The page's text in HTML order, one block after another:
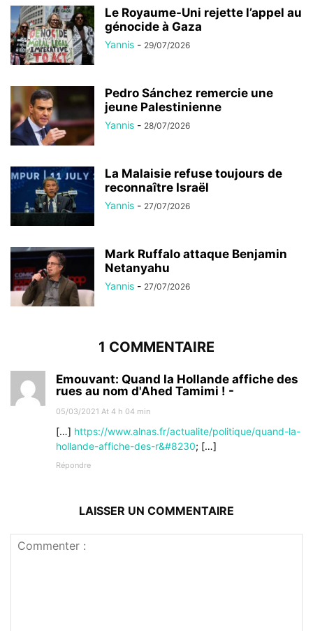
Le Royaume-Uni rejette l’appel au
génocide à Gaza
Yannis - 29/07/2026
Pedro Sánchez remercie une
jeune Palestinienne
Yannis - 28/07/2026
La Malaisie refuse toujours de
reconnaître Israël
Yannis - 27/07/2026
Mark Ruffalo attaque Benjamin
Netanyahu
Yannis - 27/07/2026
1 COMMENTAIRE
Emouvant: Quand la Hollande affiche des
rues au nom d'Ahed Tamimi ! -
05/03/2021 At 4 h 04 min
[…] https://www.alnas.fr/actualite/politique/quand-la-
hollande-affiche-des-r&#8230; […]
Répondre
LAISSER UN COMMENTAIRE